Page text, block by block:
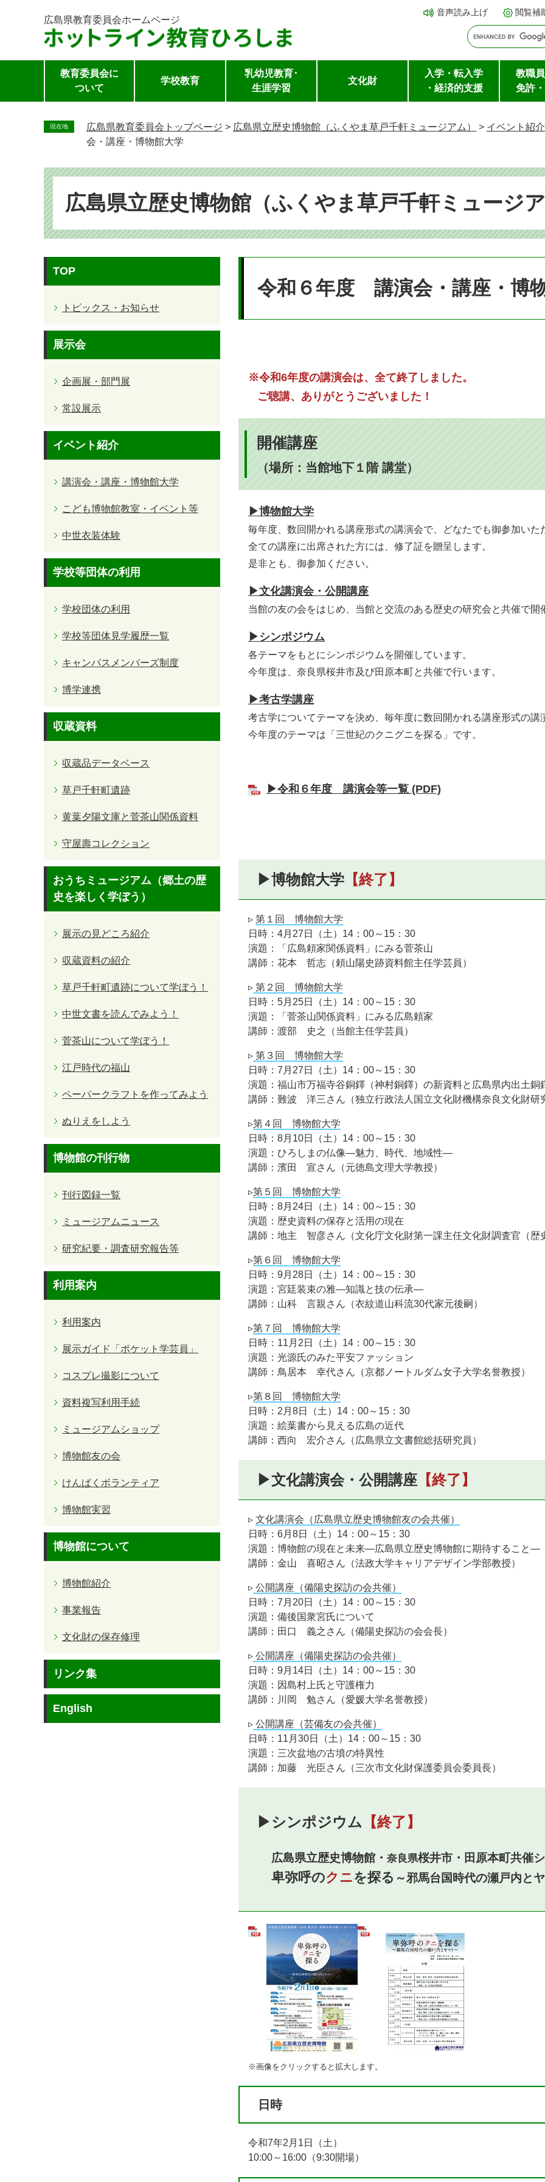
ー
し
広島県教育委員会ホームページ
音声読み上げ 閲覧補
教育委員会に
ついて
学校教育
乳幼児教育･
生涯学習
文化財
入学・転入学
・経済的支援
教職
免許
現在地 広島県教育委員会トップページ > 広島県立歴史博物館（ふくやま草戸千軒ミュージアム） > イベント紹介
会・講座・博物館大学
広島県立歴史博物館（ふくやま草戸千軒ミュージ
令和６年度 講演会・講座・博
※令和6年度の講演会は、全て終了しました。
ご聴講、ありがとうございました！
開催講座
（場所：当館地下１階 講堂）
▶博物館大学
毎年度、数回開かれる講座形式の講演会で、どなたでも御参加いた
全ての講座に出席された方には、修了証を贈呈します。
是非とも、御参加ください。
▶文化講演会・公開講座
当館の友の会をはじめ、当館と交流のある歴史の研究会と共催で開
▶シンポジウム
各テーマをもとにシンポジウムを開催しています。
今年度は、奈良県桜井市及び田原本町と共催で行います。
▶考古学講座
考古学についてテーマを決め、毎年度に数回開かれる講座形式の講
今年度のテーマは「三世紀のクニグニを探る」です。
▶令和６年度 講演会等一覧 (PDF)
▶博物館大学 【終了】
▹ 第１回 博物館大学
日時：4月27日（土）14：00～15：30
演題：「広島頼家関係資料」にみる菅茶山
講師：花本 哲志（頼山陽史跡資料館主任学芸員）
▹ 第２回 博物館大学
日時：5月25日（土）14：00～15：30
演題：「菅茶山関係資料」にみる広島頼家
講師：渡部 史之（当館主任学芸員）
▹ 第３回 博物館大学
日時：7月27日（土）14：00～15：30
演題：福山市万福寺谷銅鐸（神村銅鐸）の新資料と広島県内出土銅
講師：難波 洋三さん（独立行政法人国立文化財機構奈良文化財研
▹第４回 博物館大学
日時：8月10日（土）14：00～15：30
演題：ひろしまの仏像―魅力、時代、地域性―
講師：濱田 宣さん（元徳島文理大学教授）
▹第５回 博物館大学
日時：8月24日（土）14：00～15：30
演題：歴史資料の保存と活用の現在
講師：地主 智彦さん（文化庁文化財第一課主任文化財調査官（歴
▹第６回 博物館大学
日時：9月28日（土）14：00～15：30
演題：宮廷装束の雅―知識と技の伝承―
講師：山科 言親さん（衣紋道山科流30代家元後嗣）
▹第７回 博物館大学
日時：11月2日（土）14：00～15：30
演題：光源氏のみた平安ファッション
講師：鳥居本 幸代さん（京都ノートルダム女子大学名誉教授）
▹第８回 博物館大学
日時：2月8日（土）14：00～15：30
演題：絵葉書から見える広島の近代
講師：西向 宏介さん（広島県立文書館総括研究員）
▶文化講演会・公開講座 【終了】
▹ 文化講演会（広島県立歴史博物館友の会共催）
日時：6月8日（土）14：00～15：30
演題：博物館の現在と未来―広島県立歴史博物館に期待すること―
講師：金山 喜昭さん（法政大学キャリアデザイン学部教授）
▹ 公開講座（備陽史探訪の会共催）
日時：7月20日（土）14：00～15：30
演題：備後国衆宮氏について
講師：田口 義之さん（備陽史探訪の会会長）
▹ 公開講座（備陽史探訪の会共催）
日時：9月14日（土）14：00～15：30
演題：因島村上氏と守護権力
講師：川岡 勉さん（愛媛大学名誉教授）
▹ 公開講座（芸備友の会共催）
日時：11月30日（土）14：00～15：30
演題：三次盆地の古墳の特異性
講師：加藤 光臣さん（三次市文化財保護委員会委員長）
▶シンポジウム 【終了】
広島県立歴史博物館・ 奈良県桜井市・田原本町共催
卑弥呼のクニを探る ～邪馬台国時代の瀬戸内と
※画像をクリックすると拡大します。
日時
令和7年2月1日（土）
10:00～16:00（9:30開場）
TOP
トピックス・お知らせ
展示会
企画展・部門展
常設展示
イベント紹介
講演会・講座・博物館大学
こども博物館教室・イベント等
中世衣装体験
学校等団体の利用
学校団体の利用
学校等団体見学履歴一覧
キャンパスメンバーズ制度
博学連携
収蔵資料
収蔵品データベース
草戸千軒町遺跡
黄葉夕陽文庫と菅茶山関係資料
守屋壽コレクション
おうちミュージアム（郷土の歴
史を楽しく学ぼう）
展示の見どころ紹介
収蔵資料の紹介
草戸千軒町遺跡について学ぼう！
中世文書を読んでみよう！
菅茶山について学ぼう！
江戸時代の福山
ペーパークラフトを作ってみよう
ぬりえをしよう
博物館の刊行物
刊行図録一覧
ミュージアムニュース
研究紀要・調査研究報告等
利用案内
利用案内
展示ガイド「ポケット学芸員」
コスプレ撮影について
資料複写利用手続
ミュージアムショップ
博物館友の会
けんぱくボランティア
博物館実習
博物館について
博物館紹介
事業報告
文化財の保存修理
リンク集
English